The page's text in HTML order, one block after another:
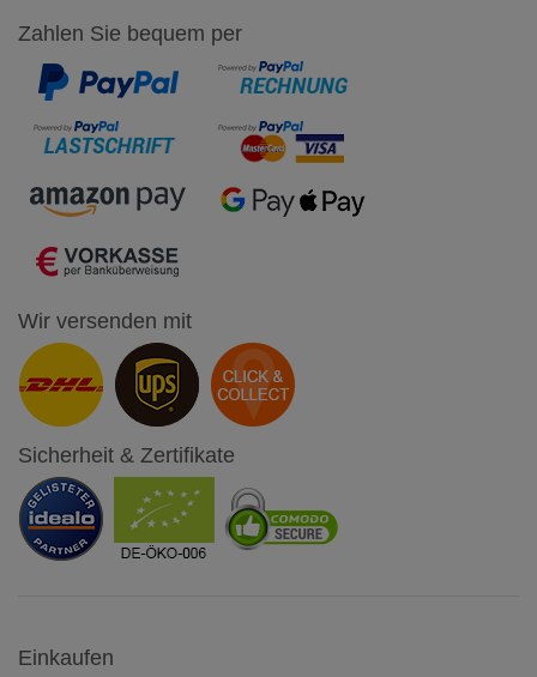
Zahlen Sie bequem per
Wir versenden mit
Sicherheit & Zertifikate
Einkaufen